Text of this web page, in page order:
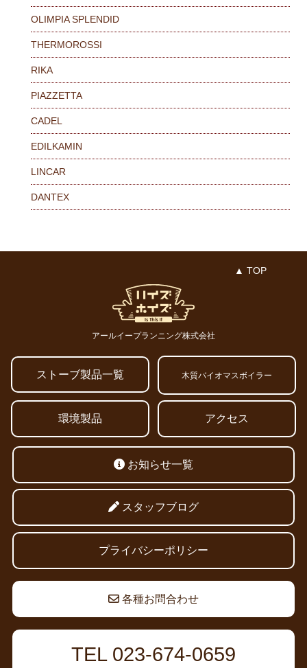
OLIMPIA SPLENDID
THERMOROSSI
RIKA
PIAZZETTA
CADEL
EDILKAMIN
LINCAR
DANTEX
▲ TOP
アールイープランニング株式会社
ストーブ製品一覧 木質バイオマスボイラー
環境製品 アクセス
お知らせ一覧
スタッフブログ
プライバシーポリシー
各種お問合わせ
TEL 023-674-0659